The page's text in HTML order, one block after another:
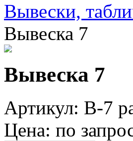
Вывески,
Вывеска 7
Вывеска 7
Артикул: В-7
Цена: по